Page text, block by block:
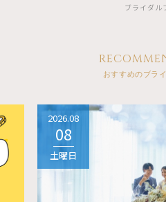
ブライダル
おすすめのブラ
2026.08
08
土曜日